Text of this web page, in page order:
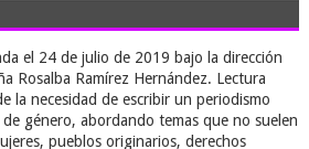
el 24 de julio de 2019 bajo la dirección
Rosalba Ramírez Hernández. Lectura
la necesidad de escribir un periodismo
género, abordando temas que no suelen
pueblos originarios, derechos